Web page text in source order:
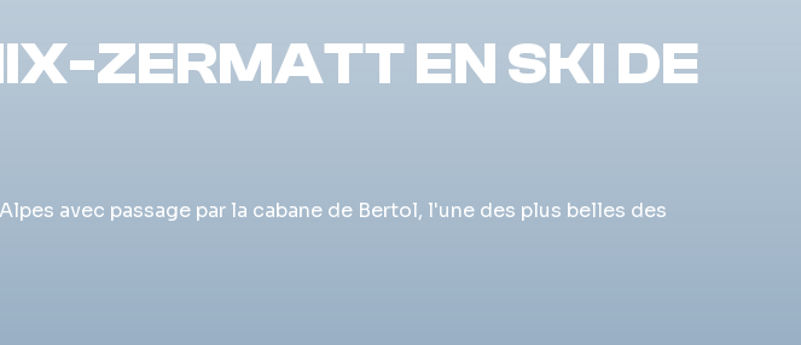
ZERMATT EN SKI DE
avec passage par la cabane de Bertol, l'une des plus belles des